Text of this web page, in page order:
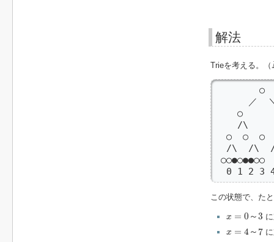
解法
Trieを考える。（
        ○
／
○
/\
○  ○  ○
/\  /\
○○●○●●○○
0 1 2 3
この状態で、た
x = 0 ～3
～
x = 4～ 7
～